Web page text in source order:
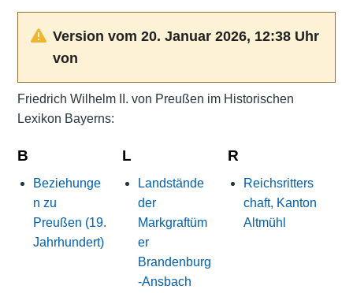
Version vom 20. Januar 2026, 12:38 Uhr
von
Friedrich Wilhelm II. von Preußen im Historischen
Lexikon Bayerns:
B
Beziehunge
n zu
Preußen (19.
Jahrhundert)
L
Landstände
der
Markgraftüm
er
Brandenburg
-Ansbach
R
Reichsritters
chaft, Kanton
Altmühl